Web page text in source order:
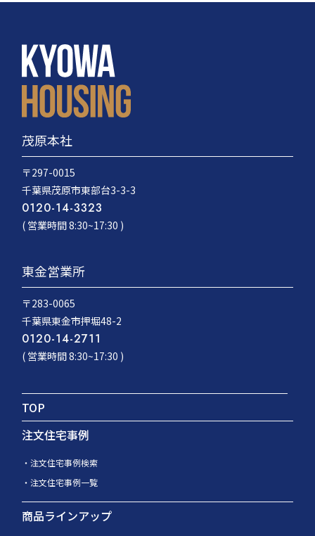
茂原本社
〒297-0015
千葉県茂原市東部台3-3-3
0120-14-3323
( 営業時間 8:30~17:30 )
東金営業所
〒283-0065
千葉県東金市押堀48-2
0120-14-2711
( 営業時間 8:30~17:30 )
TOP
注文住宅事例
注文住宅事例検索
注文住宅事例一覧
商品ラインアップ